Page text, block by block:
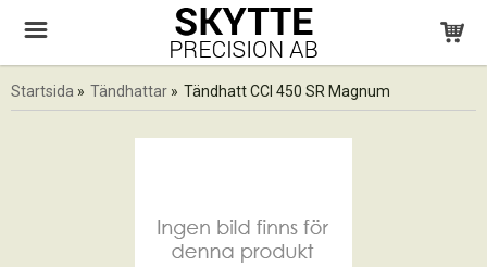
Startsida » Tändhattar » Tändhatt CCI 450 SR Magnum